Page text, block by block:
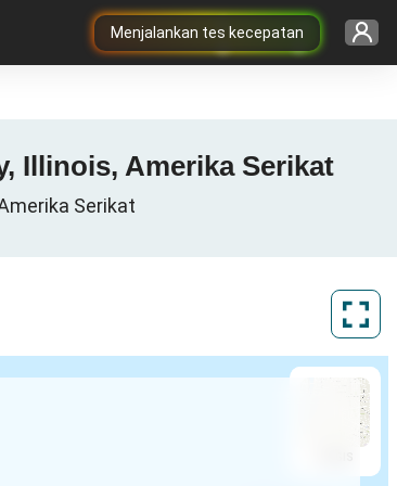
Menjalankan tes kecepatan
Illinois, Amerika Serikat
Serikat